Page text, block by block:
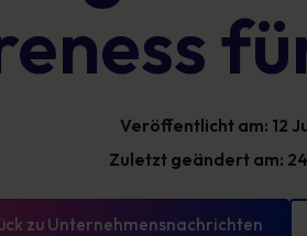
reduzieren und messbare
vorweisen können
Definitionen zur
sollten
Veröffentlicht am: 12
Zuletzt geändert am:
zu Unternehmensnachrichten